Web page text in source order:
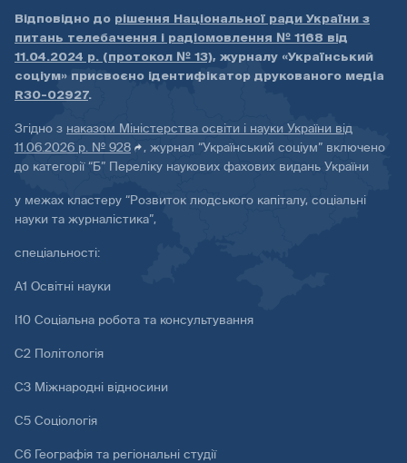
Відповідно до рішення Національної ради України з
питань телебачення і радіомовлення № 1168 від
11.04.2024 р. (протокол № 13), журналу «Український
соціум» присвоєно ідентифікатор друкованого медіа
R30-02927.
Згідно з наказом Міністерства освіти і науки України від
11.06.2026 р. № 928
, журнал “Український соціум” включено
до категорії “Б” Переліку наукових фахових видань України
у межах кластеру “Розвиток людського капіталу, соціальні
науки та журналістика”,
спеціальності:
А1 Освітні науки
І10 Соціальна робота та консультування
С2 Політологія
С3 Міжнародні відносини
С5 Соціологія
С6 Географія та регіональні студії